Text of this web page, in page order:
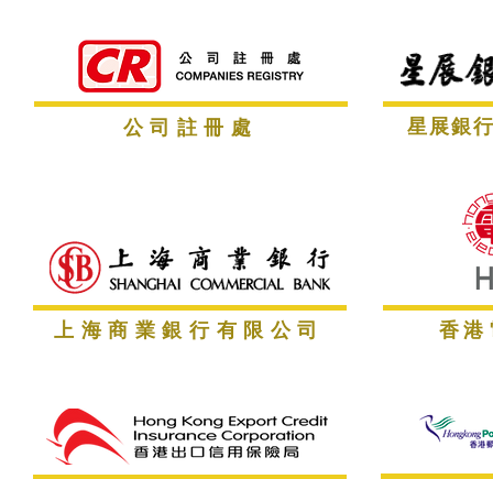
公司註冊處 星展銀
​上海商業銀行有限公司 香